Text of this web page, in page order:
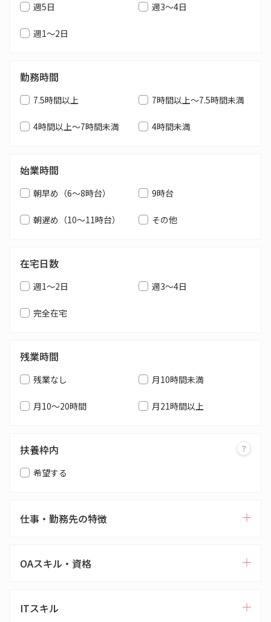
週5日 週3～4日
週1～2日
勤務時間
7.5時間以上 7時間以上～7.5時間未満
4時間以上～7時間未満 4時間未満
始業時間
朝早め（6～8時台） 9時台
朝遅め（10～11時台） その他
在宅日数
週1～2日 週3～4日
完全在宅
残業時間
残業なし 月10時間未満
月10～20時間 月21時間以上
扶養枠内
希望する
仕事・勤務先の特徴
OAスキル・資格
ITスキル